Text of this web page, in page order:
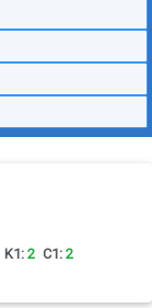
K1: 2 C1: 2